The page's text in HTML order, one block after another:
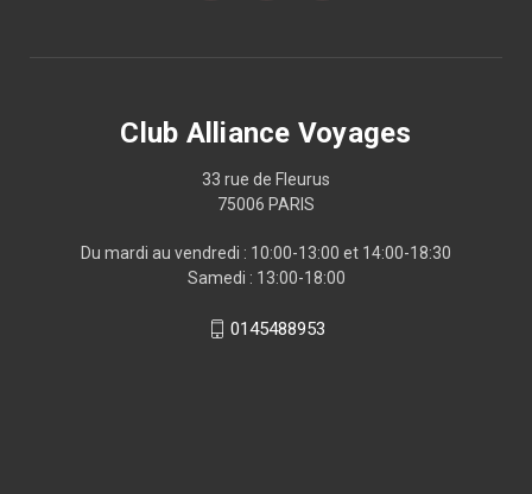
Club Alliance Voyages
33 rue de Fleurus
75006 PARIS
Du mardi au vendredi : 10:00-13:00 et 14:00-18:30
Samedi : 13:00-18:00
0145488953